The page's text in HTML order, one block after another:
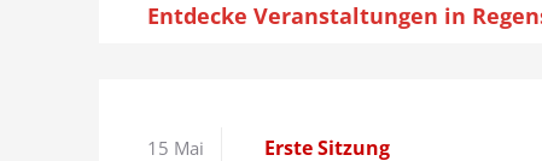
Entdecke Veranstaltungen in
15 Mai Erste Sitzung